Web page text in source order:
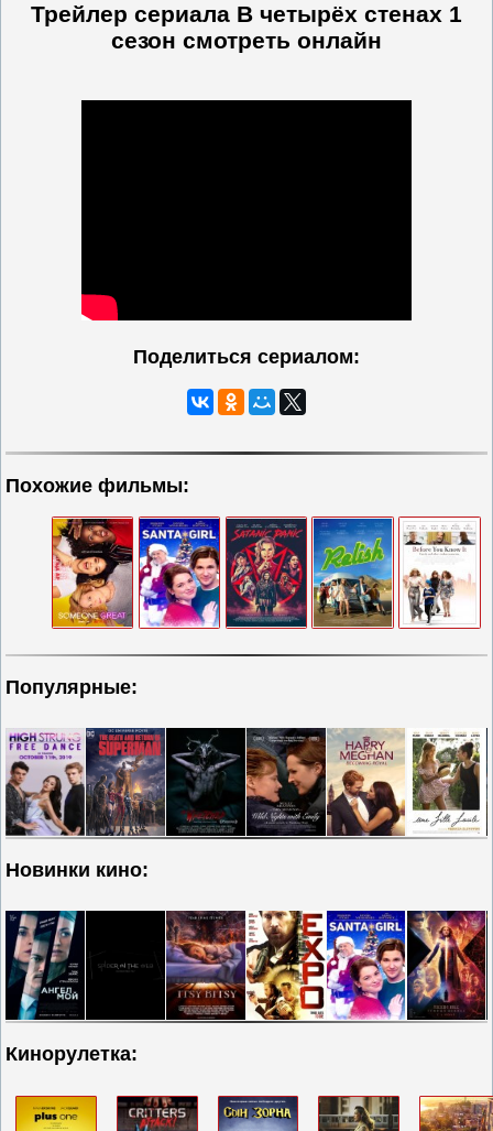
Трейлер сериала В четырёх стенах 1
сезон смотреть онлайн
Поделиться сериалом:
Похожие фильмы:
Популярные:
Новинки кино:
Кинорулетка: